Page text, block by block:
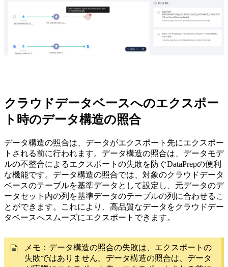
クラウドデータベースへのエクスポー
ト時のデータ構造の照合
データ構造の照合は、データがエクスポート先にエクスポー
トされる前に行われます。データ構造の照合は、データモデ
ルの不整合によるエクスポートの失敗を防ぐDataPrepの便利
な機能です。データ構造の照合では、対象のクラウドデータ
ベースのテーブルを基準データとして設定し、元データのデ
ータセット内の列を基準データのテーブルの列に合わせるこ
とができます。これにより、高品質なデータをクラウドデー
タベースへスムーズにエクスポートできます。
メモ：データ構造の照合の失敗は、エクスポートの
失敗ではありません。データ構造の照合は、データ